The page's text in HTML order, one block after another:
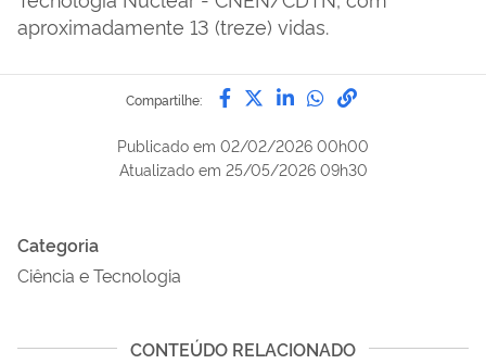
aproximadamente 13 (treze) vidas.
Compartilhe: Compartilhe por Facebook
Compartilhe por Twitter
Compartilhe por
Compartilhe
link para
Publicado em 02/02/2026 00h00
Atualizado em 25/05/2026 09h30
Categoria
Ciência e Tecnologia
CONTEÚDO RELACIONADO